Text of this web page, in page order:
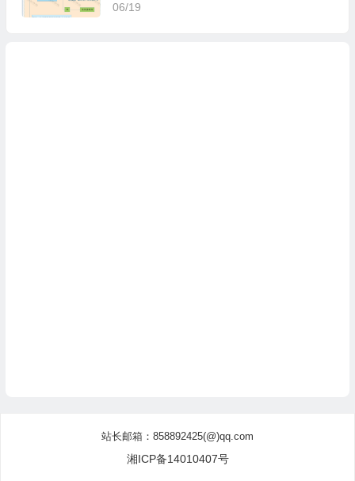
06/19
站长邮箱：858892425(@)qq.com
湘ICP备14010407号